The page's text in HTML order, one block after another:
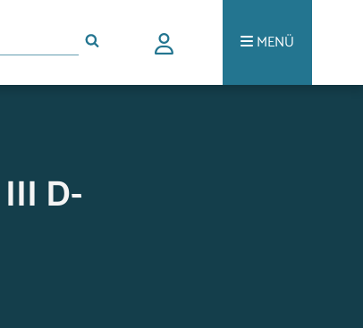
MENÜ
D-